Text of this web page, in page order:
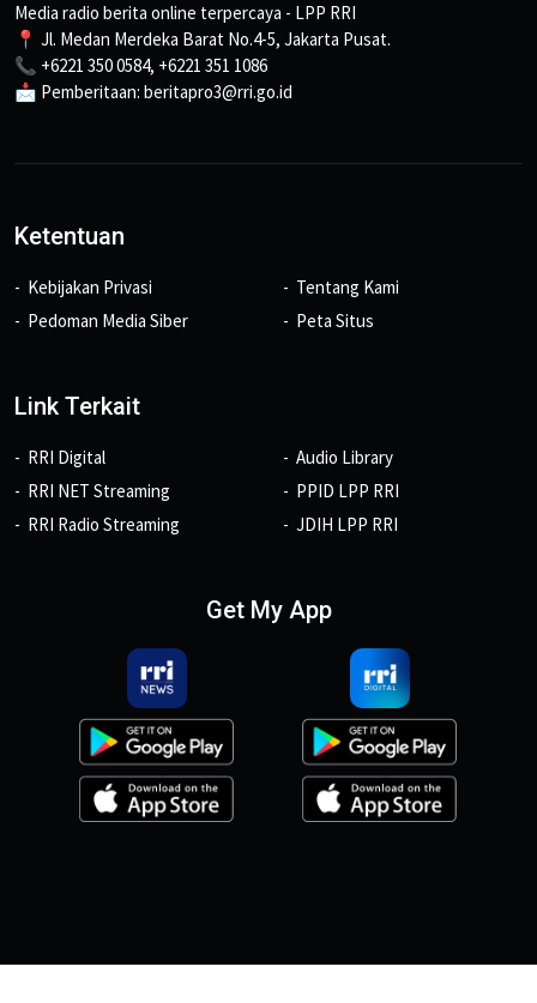
Media radio berita online terpercaya - LPP RRI
📍 Jl. Medan Merdeka Barat No.4-5, Jakarta Pusat.
📞 +6221 350 0584, +6221 351 1086
📩 Pemberitaan: beritapro3@rri.go.id
Ketentuan
Kebijakan Privasi
Pedoman Media Siber
Tentang Kami
Peta Situs
Link Terkait
RRI Digital
RRI NET Streaming
RRI Radio Streaming
Audio Library
PPID LPP RRI
JDIH LPP RRI
Get My App